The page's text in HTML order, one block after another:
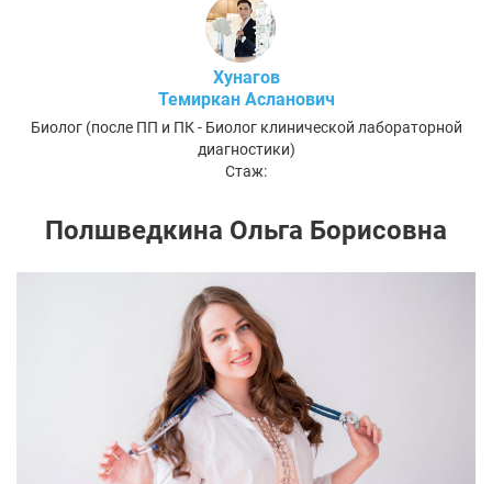
Хунагов
Темиркан Асланович
Биолог (после ПП и ПК - Биолог клинической лабораторной
диагностики)
Стаж:
Полшведкина Ольга Борисовна